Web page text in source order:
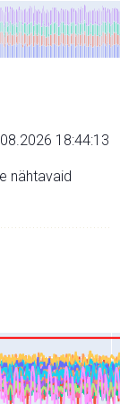
18:44:13
nähtavaid